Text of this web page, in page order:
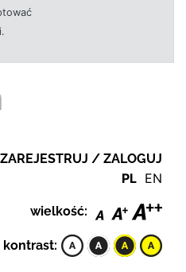
ZAREJESTRUJ / ZALOGUJ
PL EN
wielkość:
kontrast: